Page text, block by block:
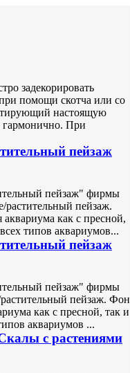
задекорировать
помощи скотча или со
настоящую
гармонично. При
пейзаж
пейзаж" фирмы
растительный пейзаж.
как с пресной,
типов аквариумов...
пейзаж
пейзаж" фирмы
пейзаж. Фон
как с пресной, так и
аквариумов ...
с растениями